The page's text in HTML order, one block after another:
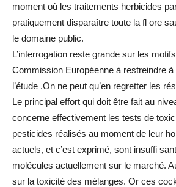
moment où les traitements herbicides
pratiquement disparaître toute la fl ore
le domaine public.
L’interrogation reste grande sur les
Commission Européenne à restreindre
l’étude .On ne peut qu’en regretter les
Le principal effort qui doit être fait au
concerne effectivement les tests de
pesticides réalisés au moment de leur
actuels, et c’est exprimé, sont insuffi
molécules actuellement sur le marché.
sur la toxicité des mélanges. Or ces